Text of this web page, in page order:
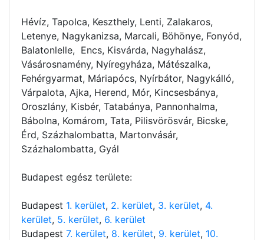
Hévíz, Tapolca, Keszthely, Lenti, Zalakaros,
Letenye, Nagykanizsa, Marcali, Böhönye, Fonyód,
Balatonlelle, Encs, Kisvárda, Nagyhalász,
Vásárosnamény, Nyíregyháza, Mátészalka,
Fehérgyarmat, Máriapócs, Nyírbátor, Nagykálló,
Várpalota, Ajka, Herend, Mór, Kincsesbánya,
Oroszlány, Kisbér, Tatabánya, Pannonhalma,
Bábolna, Komárom, Tata, Pilisvörösvár, Bicske,
Érd, Százhalombatta, Martonvásár,
Százhalombatta, Gyál
Budapest egész területe:
Budapest 1. kerület, 2. kerület, 3. kerület, 4.
kerület, 5. kerület, 6. kerület
Budapest 7. kerület, 8. kerület, 9. kerület, 10.